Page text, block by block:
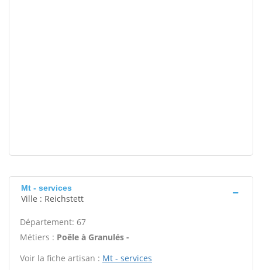
Mt - services
Ville : Reichstett
Département: 67
Métiers : Poêle à Granulés -
Voir la fiche artisan : Mt - services